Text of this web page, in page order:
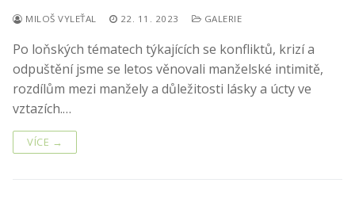
MILOŠ VYLEŤAL 22. 11. 2023 GALERIE
Po loňských tématech týkajících se konfliktů, krizí a
odpuštění jsme se letos věnovali manželské intimitě,
rozdílům mezi manžely a důležitosti lásky a úcty ve
vztazích.…
VÍCE →